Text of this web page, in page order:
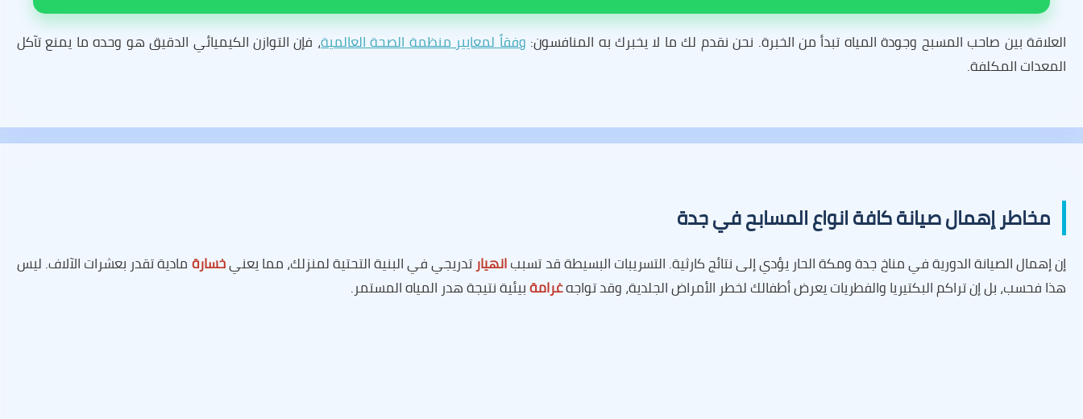
العلاقة بين صاحب المسبح وجودة المياه تبدأ من الخبرة. نحن نقدم لك ما لا يخبرك به المنافسون: وفقاً لمعايير منظمة الصحة العالمية، فإن التوازن الكيميائي الدقيق هو وحده ما يمنع تآكل
المعدات المكلفة.
مخاطر إهمال صيانة كافة انواع المسابح في جدة
إن إهمال الصيانة الدورية في مناخ جدة ومكة الحار يؤدي إلى نتائج كارثية. التسريبات البسيطة قد تسببانهيارتدريجي في البنية التحتية لمنزلك، مما يعنيخسارةمادية تقدر بعشرات الآلاف. ليس
هذا فحسب، بل إن تراكم البكتيريا والفطريات يعرض أطفالك لخطر الأمراض الجلدية، وقد تواجهغرامةبيئية نتيجة هدر المياه المستمر.